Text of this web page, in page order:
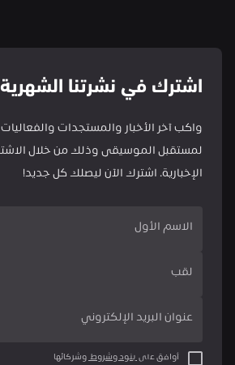
اشترك في نشرتنا الشهرية
الإخبارية. اشترك الآن ليصلك كل جديد!
الاسم الأول
لقب
عنوان البريد الإلكتروني
أوافق على بنود وشروط وشركائها